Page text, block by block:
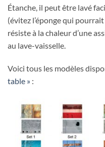
Étanche, il peut être lavé
(évitez l’éponge qui
résiste à la chaleur d’une
au lave-vaisselle.
Voici tous les modèles
table » :